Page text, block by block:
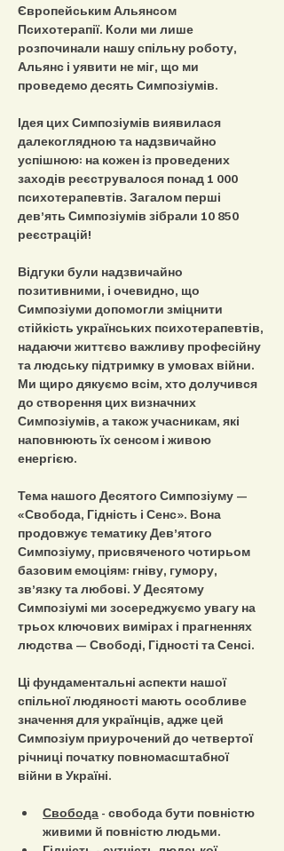
Європейським Альянсом
Психотерапії. Коли ми лише
розпочинали нашу спільну роботу,
Альянс і уявити не міг, що ми
проведемо десять Симпозіумів.
Ідея цих Симпозіумів виявилася
далекоглядною та надзвичайно
успішною: на кожен із проведених
заходів реєструвалося понад 1 000
психотерапевтів. Загалом перші
дев’ять Симпозіумів зібрали 10 850
реєстрацій!
Відгуки були надзвичайно
позитивними, і очевидно, що
Симпозіуми допомогли зміцнити
стійкість українських психотерапевтів,
надаючи життєво важливу професійну
та людську підтримку в умовах війни.
Ми щиро дякуємо всім, хто долучився
до створення цих визначних
Симпозіумів, а також учасникам, які
наповнюють їх сенсом і живою
енергією.
Тема нашого Десятого Симпозіуму —
«Свобода, Гідність і Сенс». Вона
продовжує тематику Дев’ятого
Симпозіуму, присвяченого чотирьом
базовим емоціям: гніву, гумору,
зв’язку та любові. У Десятому
Симпозіумі ми зосереджуємо увагу на
трьох ключових вимірах і прагненнях
людства — Свободі, Гідності та Сенсі.
Ці фундаментальні аспекти нашої
спільної людяності мають особливе
значення для українців, адже цей
Симпозіум приурочений до четвертої
річниці початку повномасштабної
війни в Україні.
Свобода - свобода бути повністю
живими й повністю людьми.